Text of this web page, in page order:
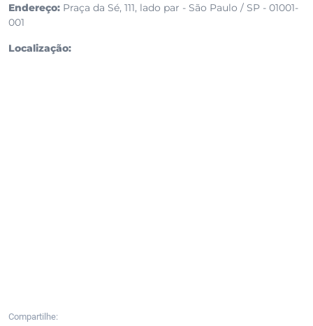
Endereço: Praça da Sé, 111, lado par - São Paulo / SP - 01001-
001
Localização:
Compartilhe: